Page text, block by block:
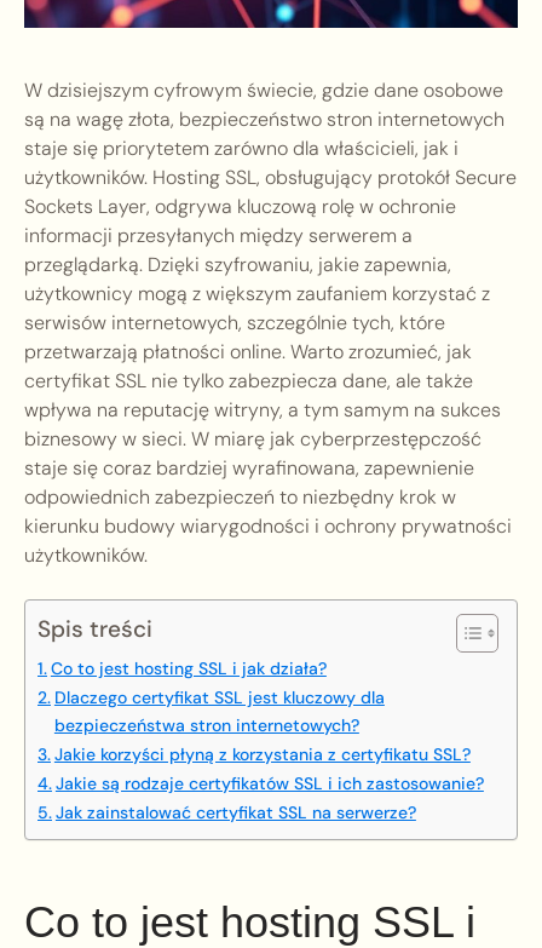
W dzisiejszym cyfrowym świecie, gdzie dane osobowe
są na wagę złota, bezpieczeństwo stron internetowych
staje się priorytetem zarówno dla właścicieli, jak i
użytkowników. Hosting SSL, obsługujący protokół Secure
Sockets Layer, odgrywa kluczową rolę w ochronie
informacji przesyłanych między serwerem a
przeglądarką. Dzięki szyfrowaniu, jakie zapewnia,
użytkownicy mogą z większym zaufaniem korzystać z
serwisów internetowych, szczególnie tych, które
przetwarzają płatności online. Warto zrozumieć, jak
certyfikat SSL nie tylko zabezpiecza dane, ale także
wpływa na reputację witryny, a tym samym na sukces
biznesowy w sieci. W miarę jak cyberprzestępczość
staje się coraz bardziej wyrafinowana, zapewnienie
odpowiednich zabezpieczeń to niezbędny krok w
kierunku budowy wiarygodności i ochrony prywatności
użytkowników.
Spis treści
Co to jest hosting SSL i jak działa?
Dlaczego certyfikat SSL jest kluczowy dla
bezpieczeństwa stron internetowych?
Jakie korzyści płyną z korzystania z certyfikatu SSL?
Jakie są rodzaje certyfikatów SSL i ich zastosowanie?
Jak zainstalować certyfikat SSL na serwerze?
Co to jest hosting SSL i